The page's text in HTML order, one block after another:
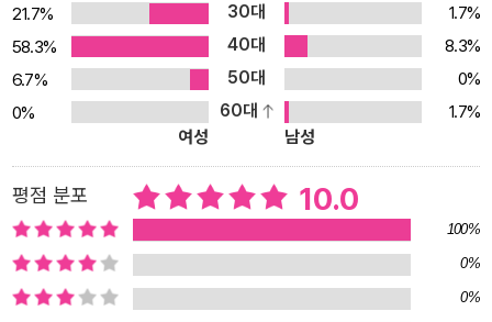
21.7%
30대
1.7%
58.3%
40대
8.3%
6.7%
50대
0%
0%
60대
1.7%
여성
남성
평점 분포 10.0
100%
0%
0%